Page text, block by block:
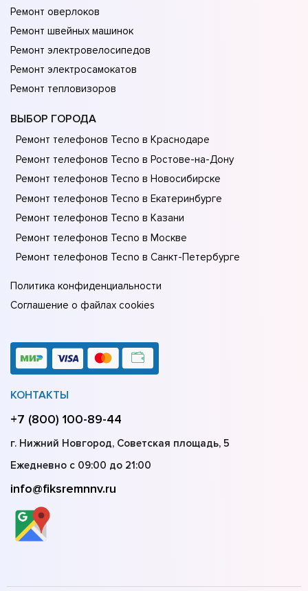
Ремонт оверлоков
Ремонт швейных машинок
Ремонт электровелосипедов
Ремонт электросамокатов
Ремонт тепловизоров
ВЫБОР ГОРОДА
Ремонт телефонов Tecno в Краснодаре
Ремонт телефонов Tecno в Ростове-на-Донy
Ремонт телефонов Tecno в Новосибирске
Ремонт телефонов Tecno в Екатеринбурге
Ремонт телефонов Tecno в Казани
Ремонт телефонов Tecno в Москве
Ремонт телефонов Tecno в Санкт-Петербурге
Политика конфиденциальности
Соглашение о файлах cookies
КОНТАКТЫ
+7 (800) 100-89-44
г. Нижний Новгород, Советская площадь, 5
Ежедневно с 09:00 до 21:00
info@fiksremnnv.ru